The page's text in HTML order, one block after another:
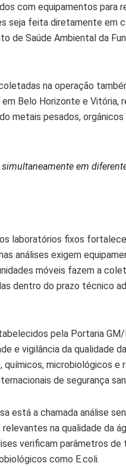
com equipamentos para
seja feita diretamente em
de Saúde Ambiental da
na operação
Belo Horizonte e Vitória,
metais pesados,
em
laboratórios fixos
análises exigem
móveis fazem a
dentro do prazo técnico
pela Portaria
e vigilância da qualidade
microbiológicos e
de segurança
está a chamada análise
na qualidade da
verificam parâmetros de
como E.coli.